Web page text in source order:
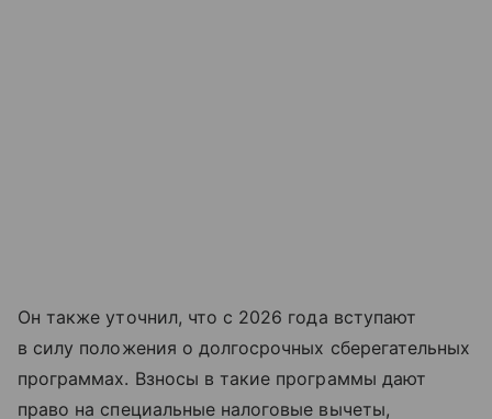
Он также уточнил, что с 2026 года вступают
в силу положения о долгосрочных сберегательных
программах. Взносы в такие программы дают
право на специальные налоговые вычеты,